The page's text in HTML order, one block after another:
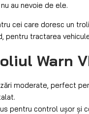
au nevoie de ele.
cei care doresc un
pentru tractarea
Warn
moderate, perfect
pentru control ușor și